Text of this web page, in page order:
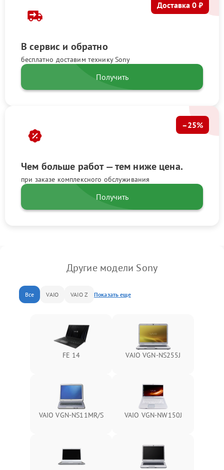
В сервис и обратно
бесплатно доставим технику Sony
Доставка 0 ₽
Получить
Чем больше работ — тем ниже цена.
при заказе комплексного обслуживания
–25%
Получить
Другие модели Sony
Все VAIO VAIO Z Показать еще
FE 14 VAIO VGN-NS255J
VAIO VGN-NS11MR/S VAIO VGN-NW150J